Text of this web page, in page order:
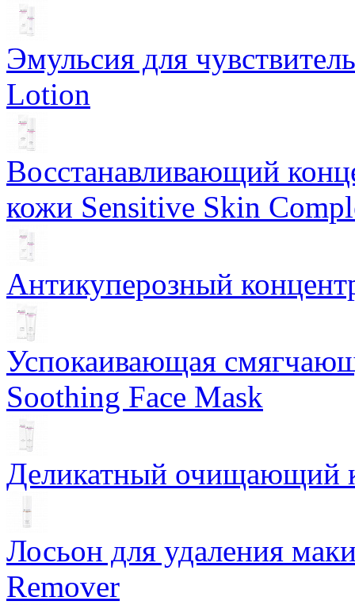
Эмульсия для
Lotion
Восстанавливающий
кожи Sensitive Skin
Антикуперозный
Успокаивающая
Soothing Face Mask
Деликатный очищающий
Лосьон для удаления
Remover